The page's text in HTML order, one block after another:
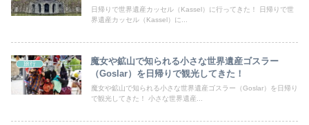
日帰りで世界遺産カッセル（Kassel）に行ってきた！ 日帰りで世
界遺産カッセル（Kassel）に...
旅行
魔女や鉱山で知られる小さな世界遺産ゴスラー
（Goslar）を日帰りで観光してきた！
魔女や鉱山で知られる小さな世界遺産ゴスラー（Goslar）を日帰り
で観光してきた！ 小さな世界遺産...